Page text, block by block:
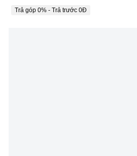
Trả góp 0% - Trả trước 0Đ